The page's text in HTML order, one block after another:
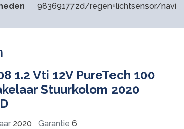
98369177zd/regen+lichtsensor/navi
1.2 Vti 12V PureTech 100
Stuurkolom 2020
2020 Garantie 6